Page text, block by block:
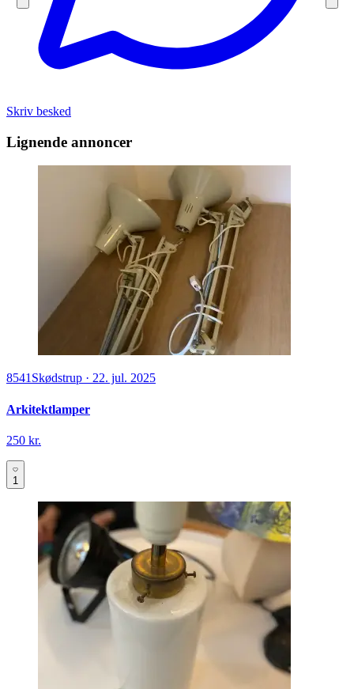
Skriv besked
Lignende annoncer
8541Skødstrup · 22. jul. 2025
Arkitektlamper
250 kr.
1